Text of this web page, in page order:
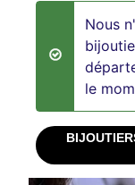
success
Nous
le